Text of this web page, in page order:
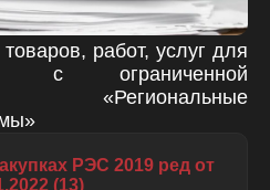
работ, услуг для
с ограниченной
«Региональные
РЭС 2019 ред от
(13)